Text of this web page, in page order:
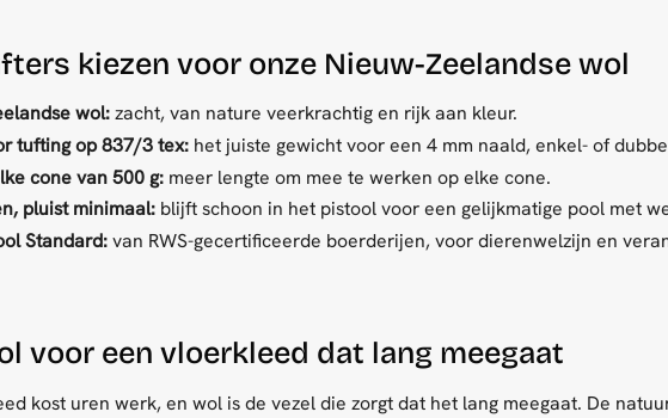
kiezen voor onze Nieuw-Zeelandse wol
wol:zacht, van nature veerkrachtig en rijk aan kleur.
tufting op 837/3 tex:het juiste gewicht voor een 4 mm naald, enkel- of
cone van 500 g:meer lengte om mee te werken op elke cone.
pluist minimaal:blijft schoon in het pistool voor een gelijkmatige pool met
Standard:van RWS-gecertificeerde boerderijen, voor dierenwelzijn en
voor een vloerkleed dat lang meegaat
kost uren werk, en wol is de vezel die zorgt dat het lang meegaat. De